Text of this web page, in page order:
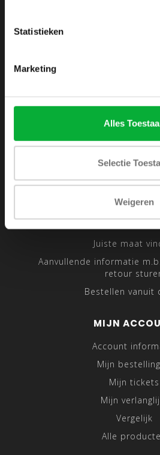
Statistieken
Marketing
Alles
Selectie
Weigeren
Disclaimer
Privacy Policy
Sitemap
Traveling
Juiste maat
Aanvullende informatie
retour
Bestellen vanuit
MIJN
Account
Mijn
Mijn tickets
Mijn
Vergelijk
Alle